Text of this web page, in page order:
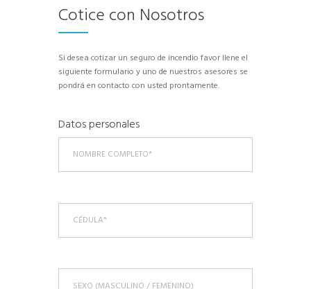
Cotice con Nosotros
Si desea cotizar un seguro de incendio favor llene el
siguiente formulario y uno de nuestros asesores se
pondrá en contacto con usted prontamente.
Datos personales